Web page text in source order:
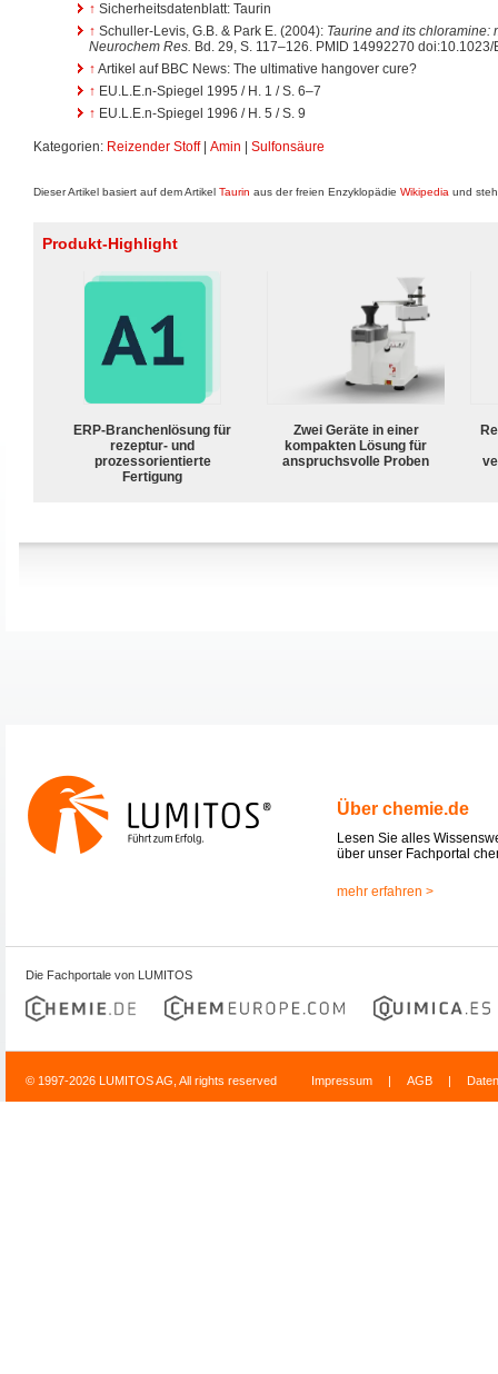
↑ Sicherheitsdatenblatt: Taurin
↑ Schuller-Levis, G.B. & Park E. (2004): Taurine and its chloramine:
Neurochem Res. Bd. 29, S. 117–126. PMID 14992270
↑ Artikel auf BBC News: The ultimative hangover cure?
↑ EU.L.E.n-Spiegel 1995 / H. 1 / S. 6–7
↑ EU.L.E.n-Spiegel 1996 / H. 5 / S. 9
Kategorien: Reizender Stoff| Amin Sulfonsäure
Dieser Artikel basiert auf dem Artikel Taurin aus der freien Enzyklopädie Wikipedia und
Produkt-Highlight
ERP-Branchenlösung für
rezeptur- und
prozessorientierte
Fertigung
Zwei Geräte in einer
kompakten Lösung für
anspruchsvolle Proben
Über chemie.de
Lesen Sie alles
über unser Fachportal
mehr erfahren >
Die Fachportale von LUMITOS
© 1997-2026 LUMITOS AG, All rights reserved Impressum | AGB |